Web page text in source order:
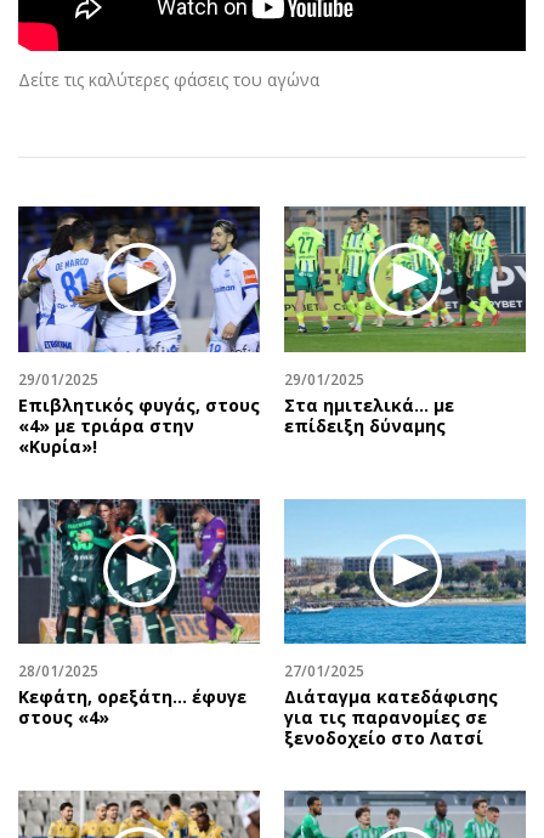
Αθλητισμός
Κύπρος
Ελλάδα
Κληρώσεις Allwyn
Οικονομία
Real Estate
Επιχειρήσεις
Αγορές
Money Review
AstroBank Properties
Trends
Ναυτιλία
Περιβάλλον
Ελλάδα
Κόσμος
Πολιτισμός
Σινεμά
Μουσική
Εικαστικά
Geek
Νέα
Κινητά-tablets
Αυτοκίνηση
Πολιτική
Οικονομία
Γενικά
Αναδρομές
Πρόσωπα
Περιβάλλον
Ταξίδια
Συνταγές
Έξοδος
Εκπομπές
Wine routes
Uncut
Προσφορές
Δείτε τις καλύτερες φάσεις του αγώνα
29/01/2025
Επιβλητικός φυγάς, στους
«4» με τριάρα στην
«Κυρία»!
29/01/2025
Στα ημιτελικά... με
επίδειξη δύναμης
28/01/2025
Κεφάτη, ορεξάτη… έφυγε
στους «4»
27/01/2025
Διάταγμα κατεδάφισης
για τις παρανομίες σε
ξενοδοχείο στο Λατσί